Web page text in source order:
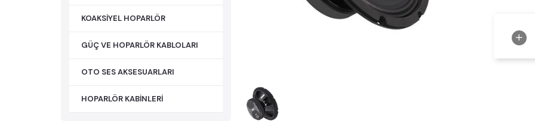
KOAKSİYEL HOPARLÖR
GÜÇ VE HOPARLÖR KABLOLARI
OTO SES AKSESUARLARI
HOPARLÖR KABİNLERİ